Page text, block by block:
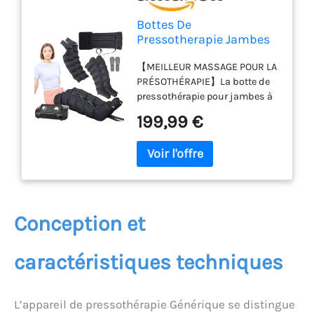
Bottes De
Pressotherapie Jambes
Pressothérapie 6
Chambres | Botte
Pressothérapie Drainage
Lymphatique Jambes
Professionnel, Appareil À
Compression Massage
Jambe Circulation
【MEILLEUR MASSAGE POUR LA
PRÉSOTHÉRAPIE】La botte de
pressothérapie pour jambes à
pour ceux qui recherchent un
produit de soulagement de la
douleur dans les jambes ou
un masseur pour soulager la
douleur, améliorer la
récupérer rapidement et libérer
les muscles tendus après
COMPRESSION】Les drainage
lymphatique corps complet,
d'intensité (pression réglable 0
199,99 €
Conception et
caractéristiques techniques
L’appareil de pressothérapie Générique se distingue